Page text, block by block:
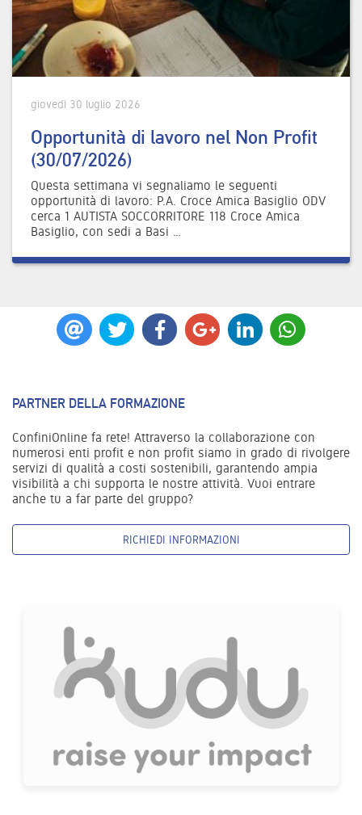
giovedì 30 luglio 2026
Opportunità di lavoro nel Non Profit
(30/07/2026)
Questa settimana vi segnaliamo le seguenti
opportunità di lavoro: P.A. Croce Amica Basiglio ODV
cerca 1 AUTISTA SOCCORRITORE 118 Croce Amica
Basiglio, con sedi a Basi …
PARTNER DELLA FORMAZIONE
ConfiniOnline fa rete! Attraverso la collaborazione con
numerosi enti profit e non profit siamo in grado di rivolgere
servizi di qualità a costi sostenibili, garantendo ampia
visibilità a chi supporta le nostre attività. Vuoi entrare
anche tu a far parte del gruppo?
RICHIEDI INFORMAZIONI